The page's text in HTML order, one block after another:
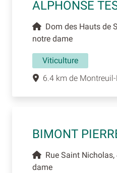
ALPHONSE
Dom des Hauts de
notre dame
Viticulture
6.4 km de
BIMONT
Rue Saint
dame